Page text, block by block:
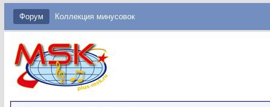
Форум Коллекция минусовок